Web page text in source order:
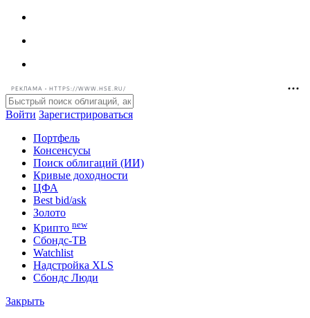
РЕКЛАМА • HTTPS://WWW.HSE.RU/
Войти Зарегистрироваться
Портфель
Консенсусы
Поиск облигаций (ИИ)
Кривые доходности
ЦФА
Best bid/ask
Золото
Крипто new
Сбондс-ТВ
Watchlist
Надстройка XLS
Сбондс Люди
Закрыть